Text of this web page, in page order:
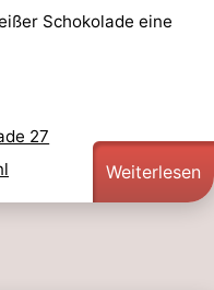
Schokolade eine
27
Weiterlesen